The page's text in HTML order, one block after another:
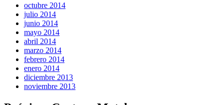
octubre 2014
julio 2014
junio 2014
mayo 2014
abril 2014
marzo 2014
febrero 2014
enero 2014
diciembre 2013
noviembre 2013